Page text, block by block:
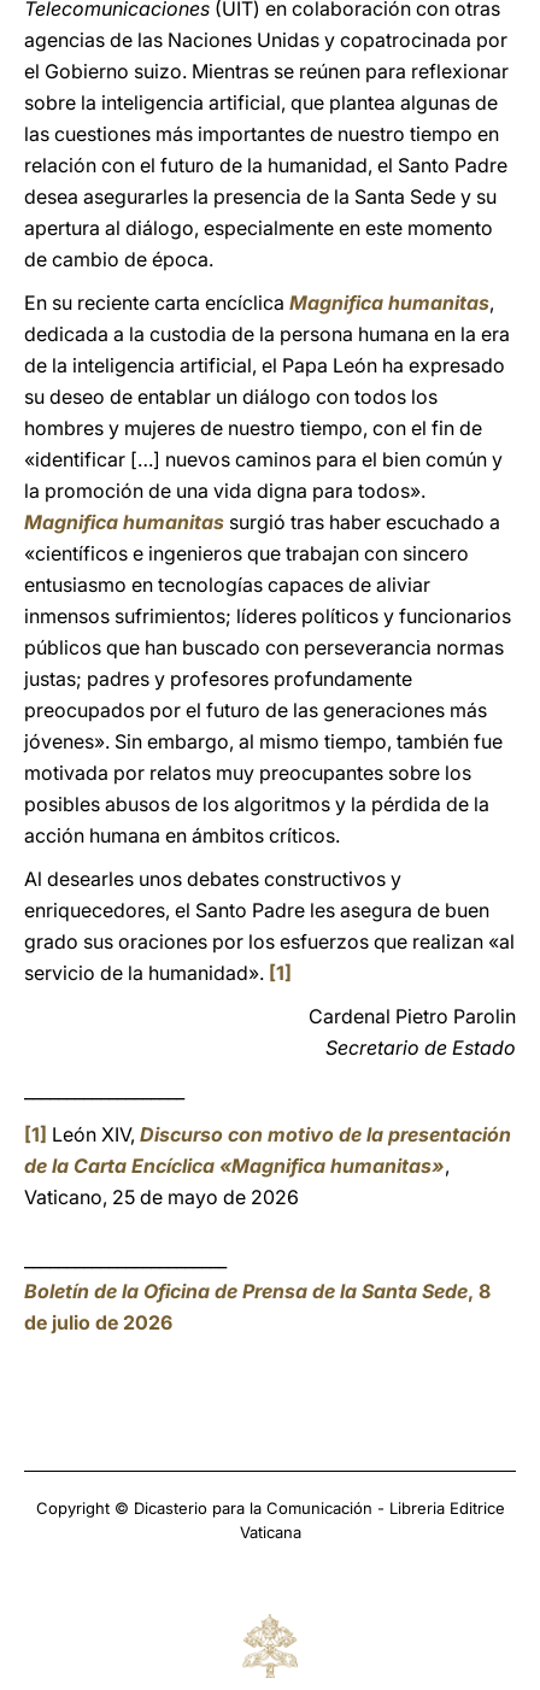
Telecomunicaciones (UIT) en colaboración con otras
agencias de las Naciones Unidas y copatrocinada por
el Gobierno suizo. Mientras se reúnen para reflexionar
sobre la inteligencia artificial, que plantea algunas de
las cuestiones más importantes de nuestro tiempo en
relación con el futuro de la humanidad, el Santo Padre
desea asegurarles la presencia de la Santa Sede y su
apertura al diálogo, especialmente en este momento
de cambio de época.
En su reciente carta encíclica Magnifica humanitas,
dedicada a la custodia de la persona humana en la era
de la inteligencia artificial, el Papa León ha expresado
su deseo de entablar un diálogo con todos los
hombres y mujeres de nuestro tiempo, con el fin de
«identificar […] nuevos caminos para el bien común y
la promoción de una vida digna para todos».
Magnifica humanitas surgió tras haber escuchado a
«científicos e ingenieros que trabajan con sincero
entusiasmo en tecnologías capaces de aliviar
inmensos sufrimientos; líderes políticos y funcionarios
públicos que han buscado con perseverancia normas
justas; padres y profesores profundamente
preocupados por el futuro de las generaciones más
jóvenes». Sin embargo, al mismo tiempo, también fue
motivada por relatos muy preocupantes sobre los
posibles abusos de los algoritmos y la pérdida de la
acción humana en ámbitos críticos.
Al desearles unos debates constructivos y
enriquecedores, el Santo Padre les asegura de buen
grado sus oraciones por los esfuerzos que realizan «al
servicio de la humanidad». [1]
Cardenal Pietro Parolin
Secretario de Estado
[1] León XIV, Discurso con motivo de la presentación
de la Carta Encíclica «Magnifica humanitas»,
Vaticano, 25 de mayo de 2026
Boletín de la Oficina de Prensa de la Santa Sede, 8
de julio de 2026
Copyright © Dicasterio para la Comunicación - Libreria Editrice
Vaticana